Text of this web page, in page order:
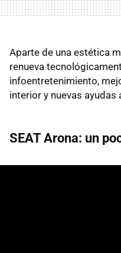
Aparte de una estética
renueva
infoentretenimiento,
interior y nuevas ayudas
SEAT Arona: un